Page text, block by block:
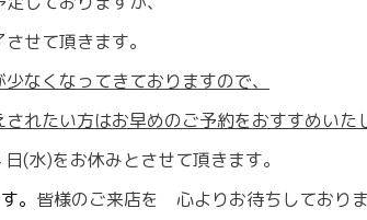
せて頂きます。
なくなってきておりますので、
れたい方はお早めのご予約をおすすめいた
(水)をお休みとさせて頂きます。
。 皆様のご来店を 心よりお待ちしておりま